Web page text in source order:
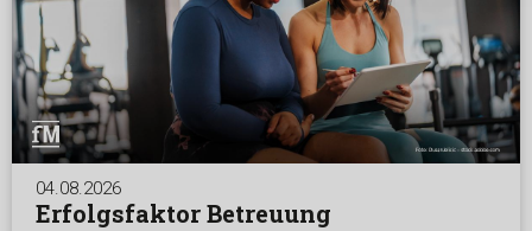
04.08.2026
Erfolgsfaktor Betreuung